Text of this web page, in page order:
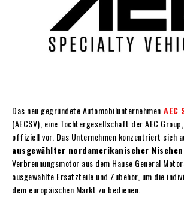
Das neu gegründete Automobilunternehmen AEC
(AECSV), eine Tochtergesellschaft der AEC
offiziell vor. Das Unternehmen konzentriert sich
ausgewählter nordamerikanischer
Verbrennungsmotor aus dem Hause General
ausgewählte Ersatzteile und Zubehör, um die
dem europäischen Markt zu bedienen.